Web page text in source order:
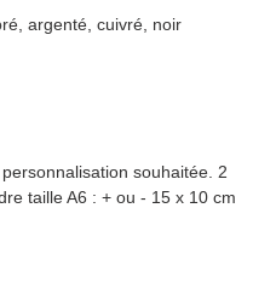
argenté, cuivré, noir
souhaitée. 2
taille A6 : + ou - 15 x 10 cm